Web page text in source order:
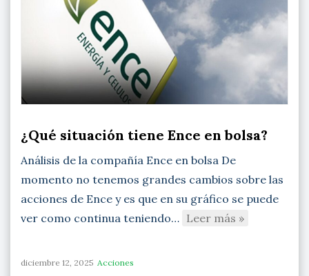
¿Qué situación tiene Ence en bolsa?
Análisis de la compañía Ence en bolsa De
momento no tenemos grandes cambios sobre las
acciones de Ence y es que en su gráfico se puede
ver como continua teniendo… Leer más »
diciembre 12, 2025 Acciones